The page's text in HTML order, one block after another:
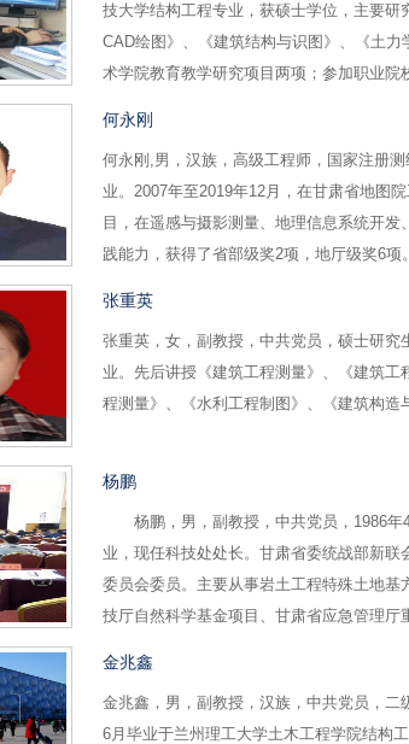
技大学结构工程专业，获硕士学位，主要
CAD绘图》、《建筑结构与识图》、《土
术学院教育教学研究项目两项；参加职业院
何永刚
何永刚,男，汉族，高级工程师，国家注册
业。2007年至2019年12月，在甘肃省地图
目，在遥感与摄影测量、地理信息系统开
践能力，获得了省部级奖2项，地厅级奖6项
张重英
张重英，女，副教授，中共党员，硕士研
业。先后讲授《建筑工程测量》、《建筑
程测量》、《水利工程制图》、《建筑构造
杨鹏
杨鹏，男，副教授，中共党员，1986年
业，现任科技处处长。甘肃省委统战部新
委员会委员。主要从事岩土工程特殊土地
技厅自然科学基金项目、甘肃省应急管理厅
金兆鑫
金兆鑫，男，副教授，汉族，中共党员，
6月毕业于兰州理工大学土木工程学院结构